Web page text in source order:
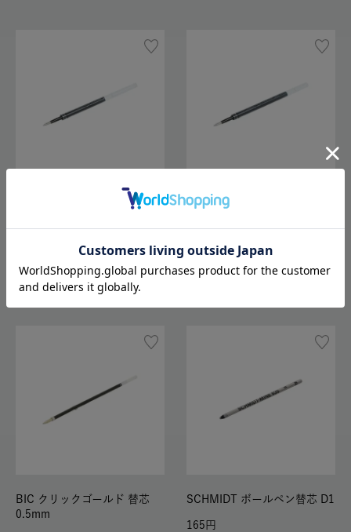
三菱鉛筆 ユニボール ワン F
Out of stock
三菱鉛筆 ユニボール ワン F
Out of stock
BIC クリックゴールド 替芯
0.5mm
SCHMIDT ボールペン替芯 D1
165